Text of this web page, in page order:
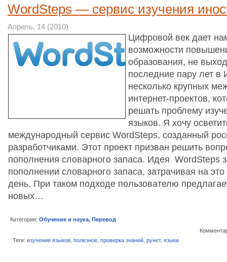
WordSteps — сервис изучения
Апрель, 14 (2010)
Цифровой век дает
возможности
образования, не
последние пару лет в
несколько крупных
интернет-проектов,
решать проблему
языков. Я хочу
международный сервис WordSteps, созданный
разработчиками. Этот проект призван решить
пополнения словарного запаса. Идея WordSteps
пополнении словарного запаса, затрачивая на
день. При таком подходе пользователю
новых…
Категория: Обучение и наука, Перевод
Теги: изучение языков полезное проверка знаний рунет, языки